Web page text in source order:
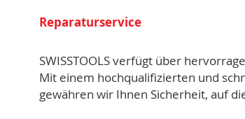
Reparaturservice
SWISSTOOLS verfügt über
Mit einem hochqualifizierten und
gewähren wir Ihnen Sicherheit, auf